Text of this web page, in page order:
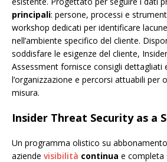
principali: persone, processi e
workshop dedicati per identificare
nell’ambiente specifico del cliente.
soddisfare le esigenze del cliente,
Assessment fornisce consigli dettagliati
l’organizzazione e percorsi attuabili per
misura.
Insider Threat Security as a
Un programma olistico su
aziende visibilità continua e completa